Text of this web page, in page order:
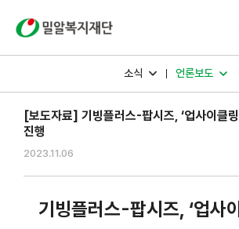
소식 언론보도
[보도자료] 기빙플러스-팝시즈, ‘업사이클
진행
2023.11.06
기빙플러스-팝시즈, ‘업사